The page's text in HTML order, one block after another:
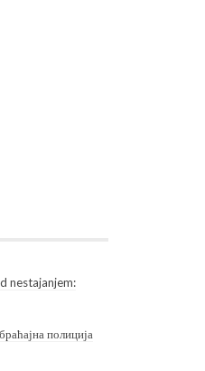
nestajanjem:
полиција